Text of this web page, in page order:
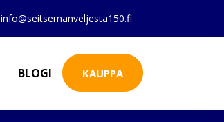
info@seitsemanveljesta150.fi
BLOGI KAUPPA